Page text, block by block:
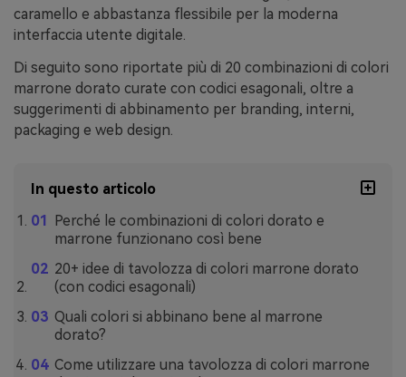
caramello e abbastanza flessibile per la moderna
interfaccia utente digitale.
Di seguito sono riportate più di 20 combinazioni di colori
marrone dorato curate con codici esagonali, oltre a
suggerimenti di abbinamento per branding, interni,
packaging e web design.
In questo articolo
Perché le combinazioni di colori dorato e
marrone funzionano così bene
20+ idee di tavolozza di colori marrone dorato
(con codici esagonali)
Quali colori si abbinano bene al marrone
dorato?
Come utilizzare una tavolozza di colori marrone